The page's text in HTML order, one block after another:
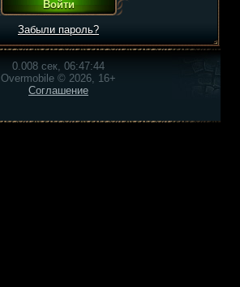
Забыли пароль?
0.008 сек, 06:47:44
Overmobile © 2026, 16+
Соглашение